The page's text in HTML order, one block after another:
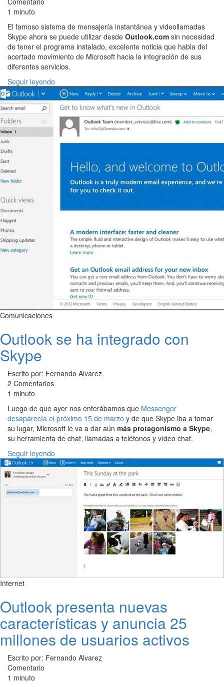
1 minuto
El famoso sistema de mensajería instantánea y videollamadas
Skype ahora se puede utilizar desde Outlook.com sin necesidad
de tener el programa instalado, excelente noticia que habla del
acertado movimiento de Microsoft hacia la integración de sus
diferentes servicios.
Seguir leyendo
Comunicaciones
Outlook se ha integrado con
Skype
Escrito por: Fernando Alvarez
2 Comentarios
1 minuto
Luego de que ayer nos enterábamos que Messenger
desaparecía el próximo 15 de marzo y de que Skype iba a tomar
su lugar, Microsoft le va a dar aún más protagonismo a Skype,
su herramienta de chat, llamadas a teléfonos y vídeo chat.
Seguir leyendo
Internet
Outlook presenta nuevas
características y anuncia 25
millones de usuarios activos
Escrito por: Fernando Alvarez
Comentario
1 minuto